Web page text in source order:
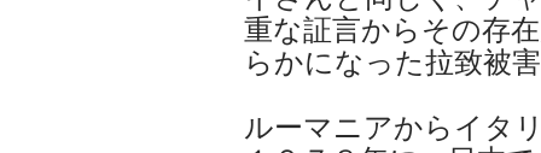
重な証言からその存
らかになった拉致被
ルーマニアからイタ